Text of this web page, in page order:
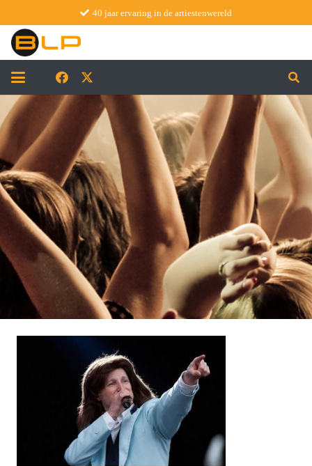
40 jaar ervaring in de artiestenwereld